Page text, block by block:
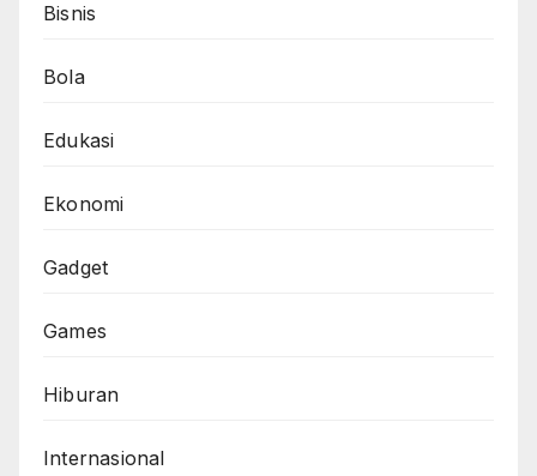
Bisnis
Bola
Edukasi
Ekonomi
Gadget
Games
Hiburan
Internasional